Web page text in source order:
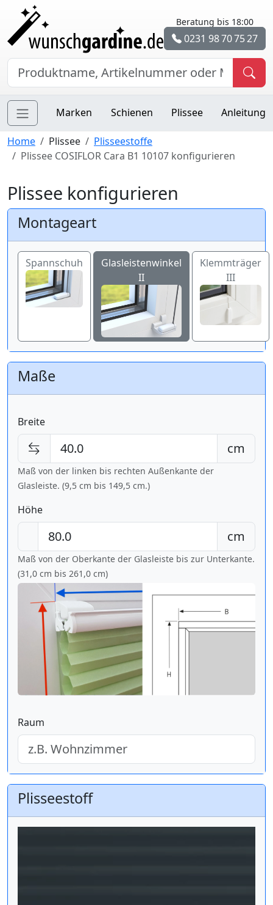
Beratung bis 18:00
0231 98 70 75 27
Marken Schienen Plissee Anleitung
Home Plissee
Plisseestoffe
Plissee COSIFLOR Cara B1 10107 konfigurieren
Plissee konfigurieren
Montageart
Spannschuh
Glasleistenwinkel
II
Klemmträger
III
Maße
Breite
cm
Maß von der linken bis rechten Außenkante der
Glasleiste. (9,5 cm bis 149,5 cm.)
Höhe
cm
Maß von der Oberkante der Glasleiste bis zur Unterkante.
(31,0 cm bis 261,0 cm)
Raum
Plisseestoff